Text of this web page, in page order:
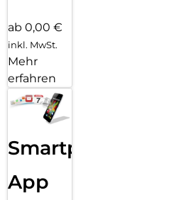
ab 0,00 €
inkl. MwSt.
Mehr
erfahren
Smartphone
App